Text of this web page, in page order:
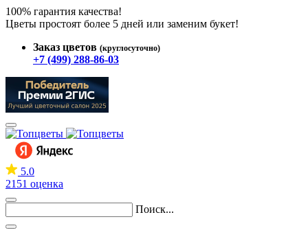
100% гарантия качества!
Цветы простоят более 5 дней или заменим букет!
Заказ цветов (круглосуточно)
+7 (499) 288-86-03
5.0
2151 оценка
Поиск...